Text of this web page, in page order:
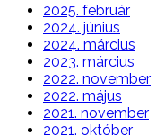
2025. február
2024. június
2024. március
2023. március
2022. november
2022. május
2021. november
2021. október